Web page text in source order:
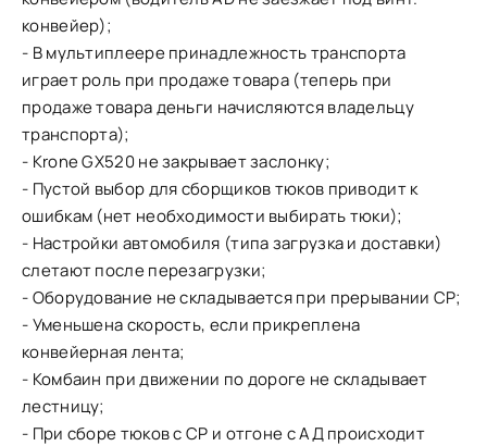
конвейер);
- В мультиплеере принадлежность транспорта
играет роль при продаже товара (теперь при
продаже товара деньги начисляются владельцу
транспорта);
- Krone GX520 не закрывает заслонку;
- Пустой выбор для сборщиков тюков приводит к
ошибкам (нет необходимости выбирать тюки);
- Настройки автомобиля (типа загрузка и доставки)
слетают после перезагрузки;
- Оборудование не складывается при прерывании CP;
- Уменьшена скорость, если прикреплена
конвейерная лента;
- Комбаин при движении по дороге не складывает
лестницу;
- При сборе тюков с СР и отгоне с АД происходит